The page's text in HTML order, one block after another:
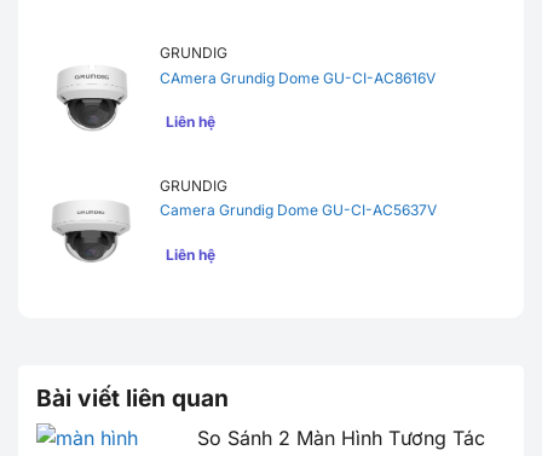
GRUNDIG
CAmera Grundig Dome GU-CI-AC8616V
Liên hệ
GRUNDIG
Camera Grundig Dome GU-CI-AC5637V
Liên hệ
Bài viết liên quan
So Sánh 2 Màn Hình Tương Tác